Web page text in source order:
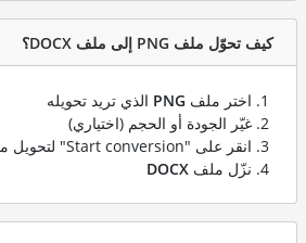
كيف تحوّل ملف PNG إلى ملف DOCX؟
اختر ملف PNG الذي تريد تحويله
غيّر الجودة أو الحجم (اختياري)
انقر على "Start conversion" لتحويل ملفك من
نزّل ملف DOCX